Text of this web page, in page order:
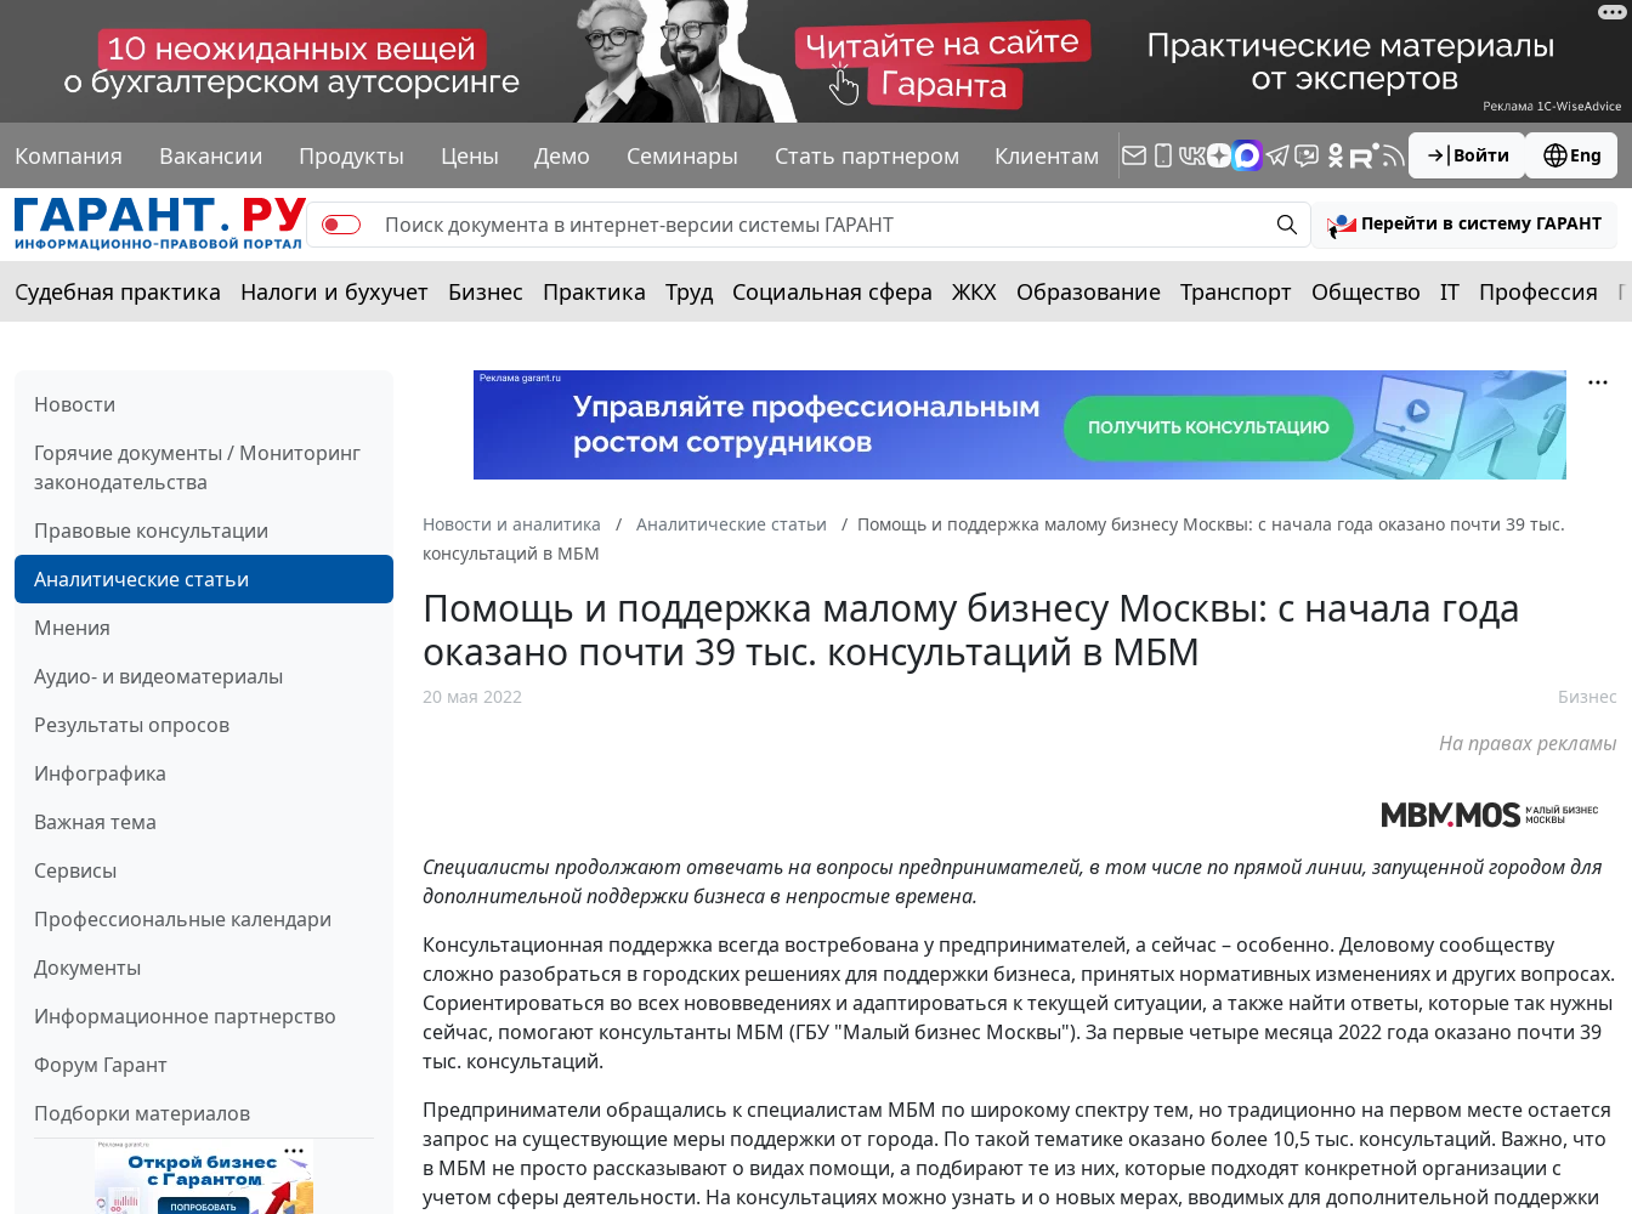
Компания Вакансии Продукты Цены Демо Семинары Стать партнером Клиентам Войти Eng
Перейти в систему ГАРАНТ
Судебная практика Налоги и бухучет Бизнес Практика Труд Социальная сфера ЖКХ Образование Транспорт Общество IT Профессия
Новости
Горячие документы / Мониторинг
законодательства
Правовые консультации
Аналитические статьи
Мнения
Аудио- и видеоматериалы
Результаты опросов
Инфографика
Важная тема
Сервисы
Профессиональные календари
Документы
Информационное партнерство
Форум Гарант
Подборки материалов
Новости и аналитика Аналитические статьи
Помощь и поддержка малому бизнесу Москвы: с начала года оказано почти 39 тыс.
консультаций в МБМ
Помощь и поддержка малому бизнесу Москвы: с начала года
оказано почти 39 тыс. консультаций в МБМ
20 мая 2022 Бизнес
На правах рекламы
Специалисты продолжают отвечать на вопросы предпринимателей, в том числе по прямой линии, запущенной городом для
дополнительной поддержки бизнеса в непростые времена.
Консультационная поддержка всегда востребована у предпринимателей, а сейчас – особенно. Деловому сообществу
сложно разобраться в городских решениях для поддержки бизнеса, принятых нормативных изменениях и других вопросах.
Сориентироваться во всех нововведениях и адаптироваться к текущей ситуации, а также найти ответы, которые так нужны
сейчас, помогают консультанты МБМ (ГБУ "Малый бизнес Москвы"). За первые четыре месяца 2022 года оказано почти 39
тыс. консультаций.
Предприниматели обращались к специалистам МБМ по широкому спектру тем, но традиционно на первом месте остается
запрос на существующие меры поддержки от города. По такой тематике оказано более 10,5 тыс. консультаций. Важно, что
в МБМ не просто рассказывают о видах помощи, а подбирают те из них, которые подходят конкретной организации с
учетом сферы деятельности. На консультациях можно узнать и о новых мерах, вводимых для дополнительной поддержки